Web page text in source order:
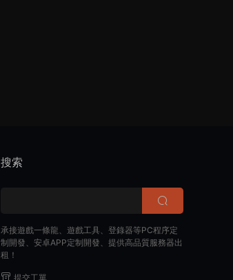
搜索
承接遊戲一條龍、遊戲工具、登錄器等PC程序定
制開發、安卓APP定制開發、提供高品質服務器出
租！
提交工單